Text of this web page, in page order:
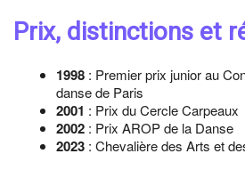
Prix, distinctions et
1998 : Premier prix junior au
danse de Paris
2001 : Prix du Cercle Carpeaux
2002 : Prix AROP de la Danse
2023 : Chevalière des Arts et